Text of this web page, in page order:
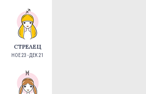
СТРЕЛЕЦ
НОЕ 23 - ДЕК 21